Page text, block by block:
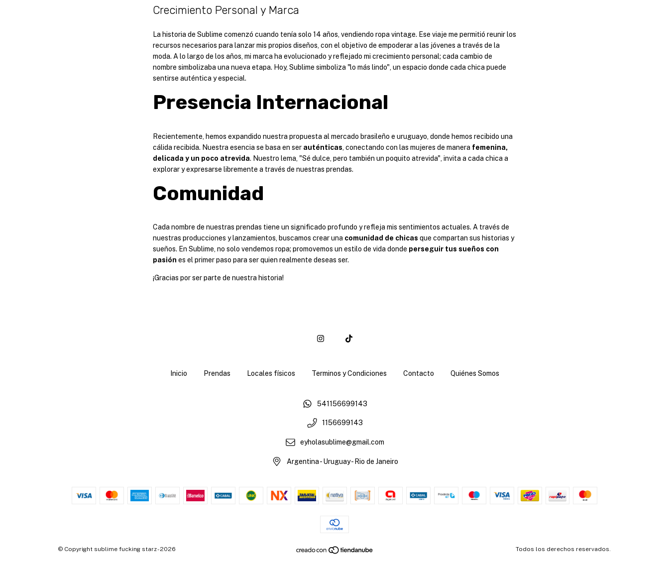
Crecimiento Personal y Marca
La historia de Sublime comenzó cuando tenía solo 14 años, vendiendo ropa vintage. Ese viaje me permitió reunir los
recursos necesarios para lanzar mis propios diseños, con el objetivo de empoderar a las jóvenes a través de la
moda. A lo largo de los años, mi marca ha evolucionado y reflejado mi crecimiento personal; cada cambio de
nombre simbolizaba una nueva etapa. Hoy, Sublime simboliza "lo más lindo", un espacio donde cada chica puede
sentirse auténtica y especial.
Presencia Internacional
Recientemente, hemos expandido nuestra propuesta al mercado brasileño e uruguayo, donde hemos recibido una
cálida recibida. Nuestra esencia se basa en ser auténticas, conectando con las mujeres de manera femenina,
delicada y un poco atrevida. Nuestro lema, "Sé dulce, pero también un poquito atrevida", invita a cada chica a
explorar y expresarse libremente a través de nuestras prendas.
Comunidad
Cada nombre de nuestras prendas tiene un significado profundo y refleja mis sentimientos actuales. A través de
nuestras producciones y lanzamientos, buscamos crear una comunidad de chicas que compartan sus historias y
sueños. En Sublime, no solo vendemos ropa; promovemos un estilo de vida donde perseguir tus sueños con
pasión es el primer paso para ser quien realmente deseas ser.
¡Gracias por ser parte de nuestra historia!
Inicio Prendas Locales físicos Terminos y Condiciones Contacto Quiénes Somos
541156699143
1156699143
eyholasublime@gmail.com
Argentina - Uruguay - Rio de Janeiro
© Copyright sublime fucking starz - 2026 Todos los derechos reservados.